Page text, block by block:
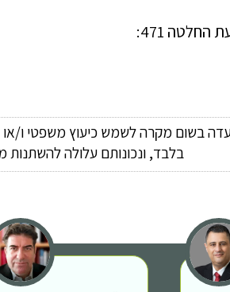
471:
בשום מקרה לשמש כיעוץ משפטי ו/
בלבד, ונכונותם עלולה